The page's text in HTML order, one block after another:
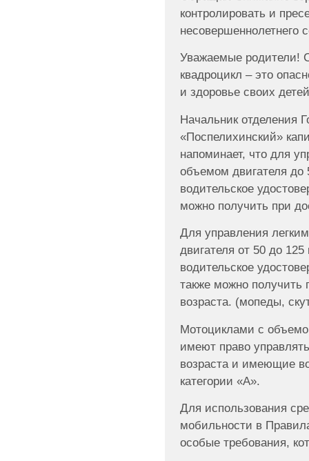
контролировать и
несовершеннолетнего
Уважаемые родители!
квадроцикл – это
и здоровье своих
Начальник отделения
«Поспелихинский»
напоминает, что для
объемом двигателя до
водительское
можно получить при
Для управления
двигателя от 50 до
водительское
также можно получить
возраста. (мопеды,
Мотоциклами с
имеют право
возраста и имеющие
категории «А».
Для использования
мобильности в
особые требования,